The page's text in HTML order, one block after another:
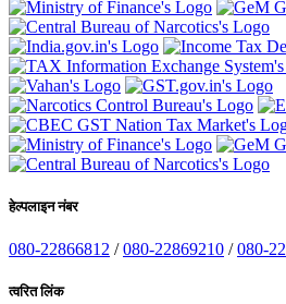
हेल्पलाइन नंबर
080-22866812 /080-22869210 /080-
त्वरित लिंक